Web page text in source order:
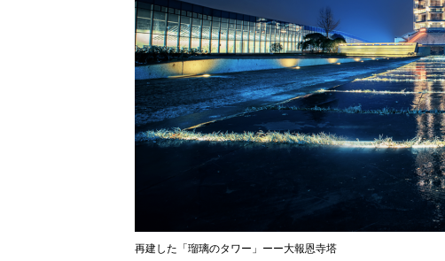
再建した「瑠璃のタワー」ーー大報恩寺塔